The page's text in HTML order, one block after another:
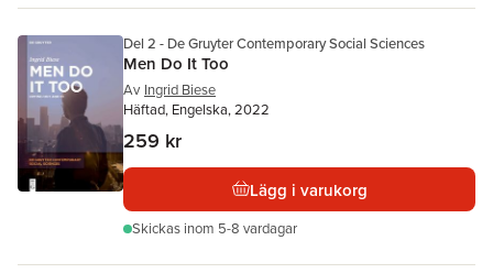
Del 2 - De Gruyter Contemporary Social Sciences
Men Do It Too
Av Ingrid Biese
Häftad, Engelska, 2022
259 kr
Lägg i varukorg
Skickas inom 5-8 vardagar